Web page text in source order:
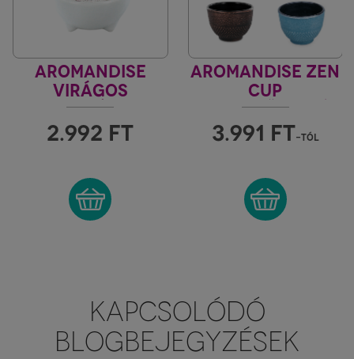
AROMANDISE
VIRÁGOS
FEHÉR
FÜSTÖLŐTARTÓ
2.992 FT
AROMANDISE ZEN
CUP
FÜSTÖLŐTARTÓ
"M"
3.991 FT-tól
KAPCSOLÓDÓ
BLOGBEJEGYZÉSEK